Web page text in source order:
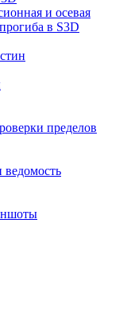
и осевая
в S3D
пределов
ведомость